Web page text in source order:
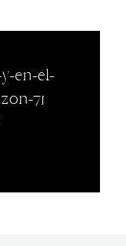
en-el-
71